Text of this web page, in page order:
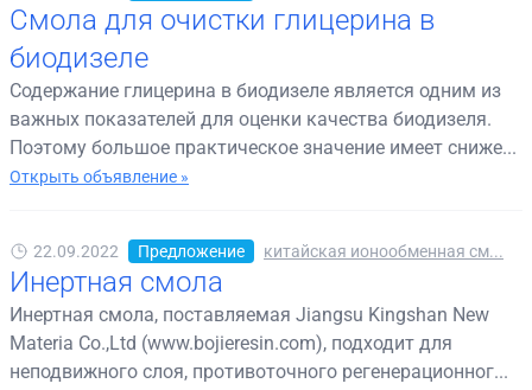
Смола для очистки глицерина в
биодизеле
Содержание глицерина в биодизеле является одним из
важных показателей для оценки качества биодизеля.
Поэтому большое практическое значение имеет сниже...
Открыть объявление »
22.09.2022 Предложение китайская ионообменная см...
Инертная смола
Инертная смола, поставляемая Jiangsu Kingshan New
Materia Co.,Ltd (www.bojieresin.com), подходит для
неподвижного слоя, противоточного регенерационног...